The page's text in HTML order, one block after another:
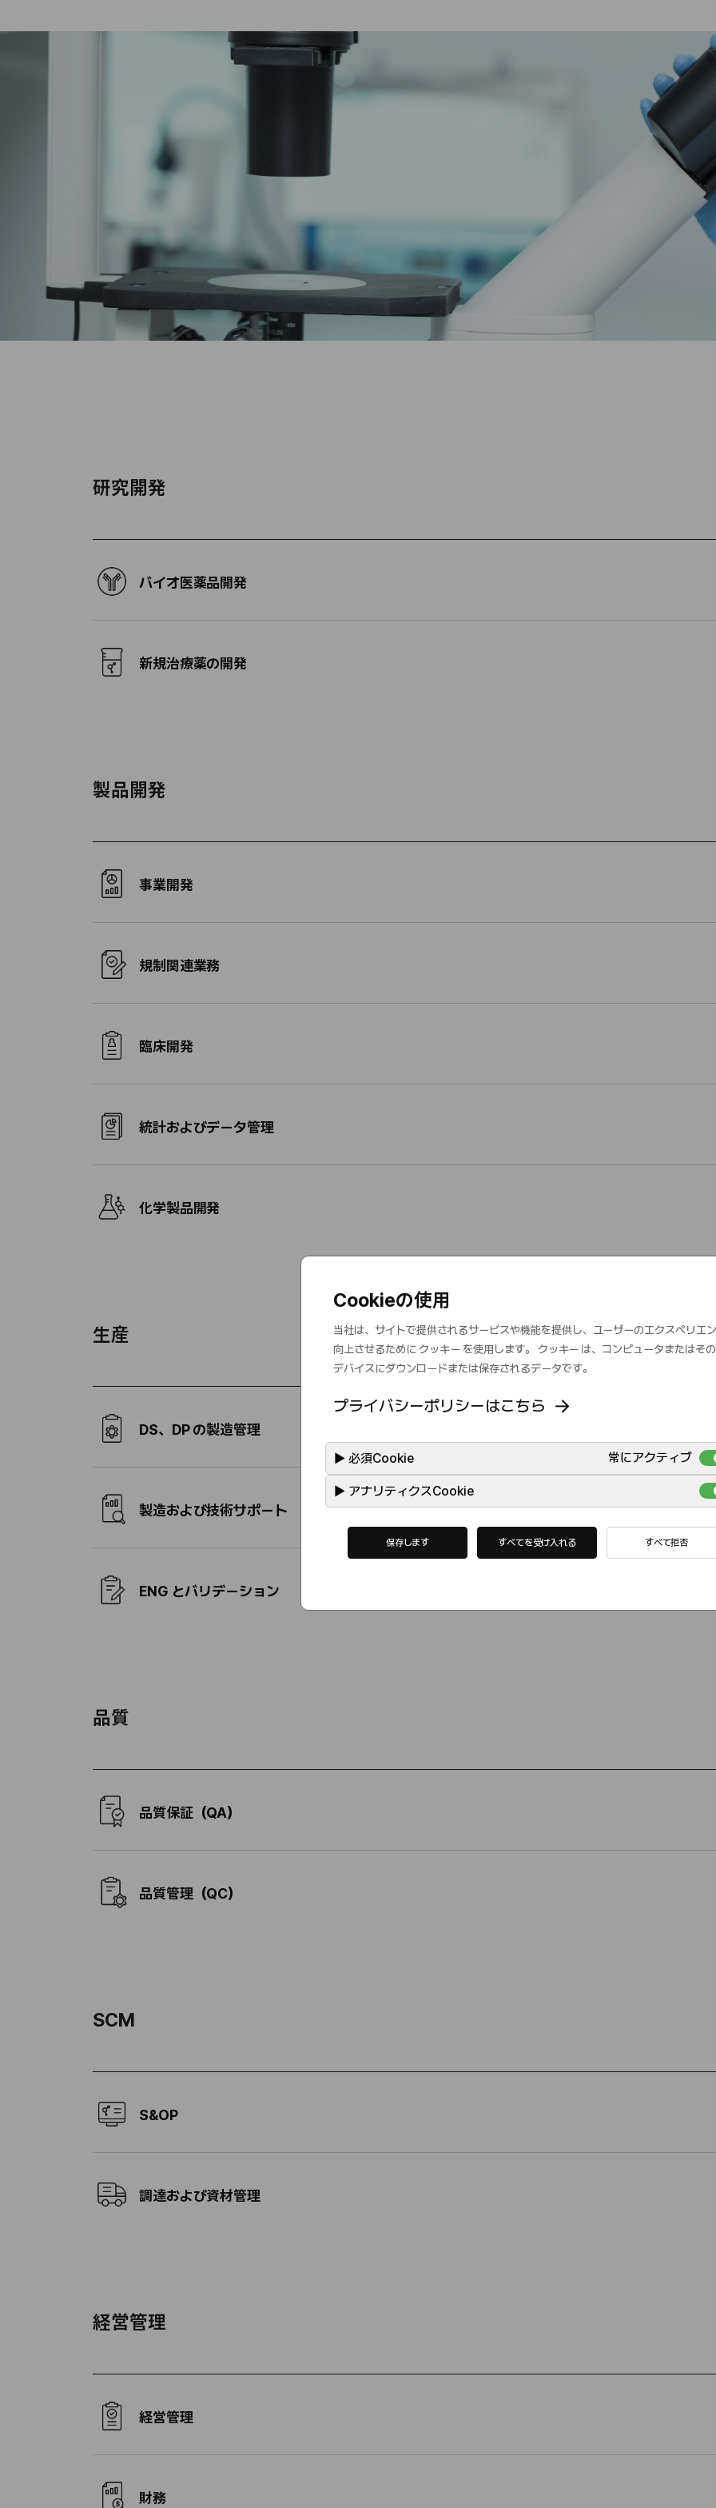
研究開発
バイオ医薬品開発
新規治療薬の開発
製品開発
事業開発
規制関連業務
臨床開発
統計およびデータ管理
化学製品開発
生産
DS、DP の製造管理
製造および技術サポート
ENG とバリデーション
品質
品質保証（QA）
品質管理（QC）
SCM
S&OP
調達および資材管理
経営管理
経営管理
財務
Cookieの使用
当社は、サイトで提供されるサービスや機能を提供し、ユーザーのエクスペリエ
向上させるために クッキー を使用します。 クッキー は、コンピュータまたはそ
デバイスにダウンロードまたは保存されるデータです。
プライバシーポリシーはこちら
▶ 必須Cookie 常にアクティブ
▶ アナリティクスCookie
保存します すべてを受け入れる すべて拒否